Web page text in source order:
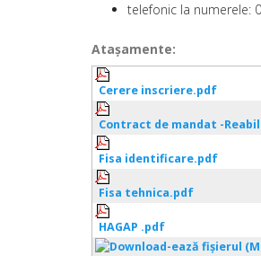
telefonic la numerele:
Ataşamente:
Cerere inscriere.pdf
Contract de mandat -
Fisa identificare.pdf
Fisa tehnica.pdf
HAGAP .pdf